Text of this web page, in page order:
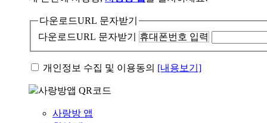
다운로드URL 문자받기
다운로드URL 문자받기
휴대폰번호 입력
개인정보 수집 및 이용동의 [내용보기]
사랑방 앱